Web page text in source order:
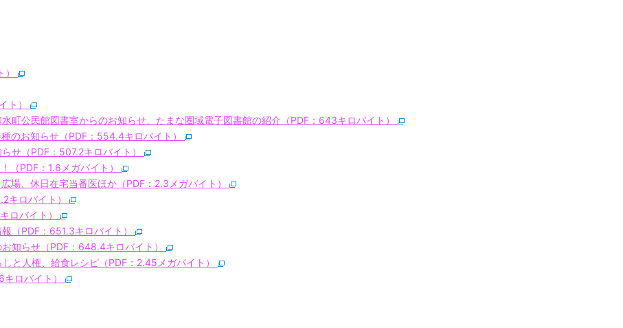
）
ト）
公民館図書室からのお知らせ、たまな圏域電子図書館の紹介（PDF：643キロバイト）
のお知らせ（PDF：554.4キロバイト）
せ（PDF：507.2キロバイト）
（PDF：1.6メガバイト）
、休日在宅当番医ほか（PDF：2.3メガバイト）
キロバイト）
ロバイト）
（PDF：651.3キロバイト）
知らせ（PDF：648.4キロバイト）
と人権、給食レシピ（PDF：2.45メガバイト）
ロバイト）